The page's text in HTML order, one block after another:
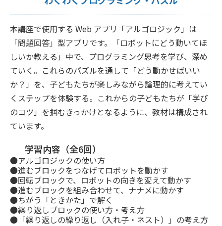
本講座で使用する Web アプリ「アルゴロジック」は
「問題回答」型アプリです。「ロボットにどう動いてほ
しいか教える」中で、プログラミング思考を学び、深め
ていく。これらのパズルを通して「どう動かせばいい
か？」を、子どもたちが楽しみながら論理的に考えてい
くステップを体験する。これからの子どもたちが「学び
のコツ」を掴むきっかけとなるように、教材は構成され
ています。
学習内容（全6回）
●アルゴロジックの使い方
●進むブロックをつなげてロボットを動かす
●回転ブロックで、ロボットの向きを変えて動かす
●進むブロックを組み合わせて、ナナメに動かす
●ちがう「ときかた」で解く
●繰り返しブロックの使い方・考え方
●「繰り返しの繰り返し（入れ子・ネスト）」の考え方